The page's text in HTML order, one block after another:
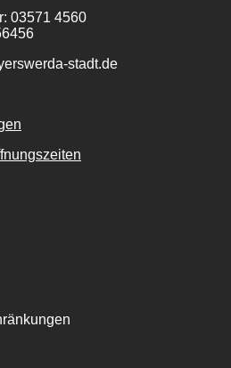
03571 4560
stadt.de